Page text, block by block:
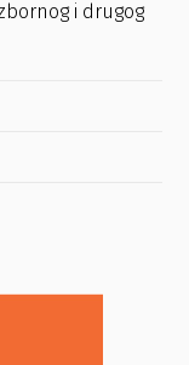
i drugog